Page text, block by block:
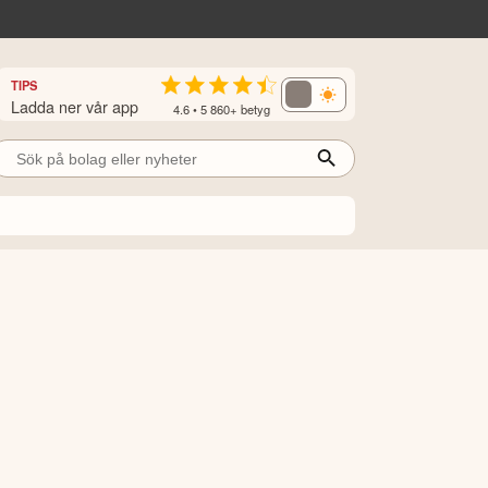
TIPS
Ladda ner vår app 4.6 • 5 860+ betyg